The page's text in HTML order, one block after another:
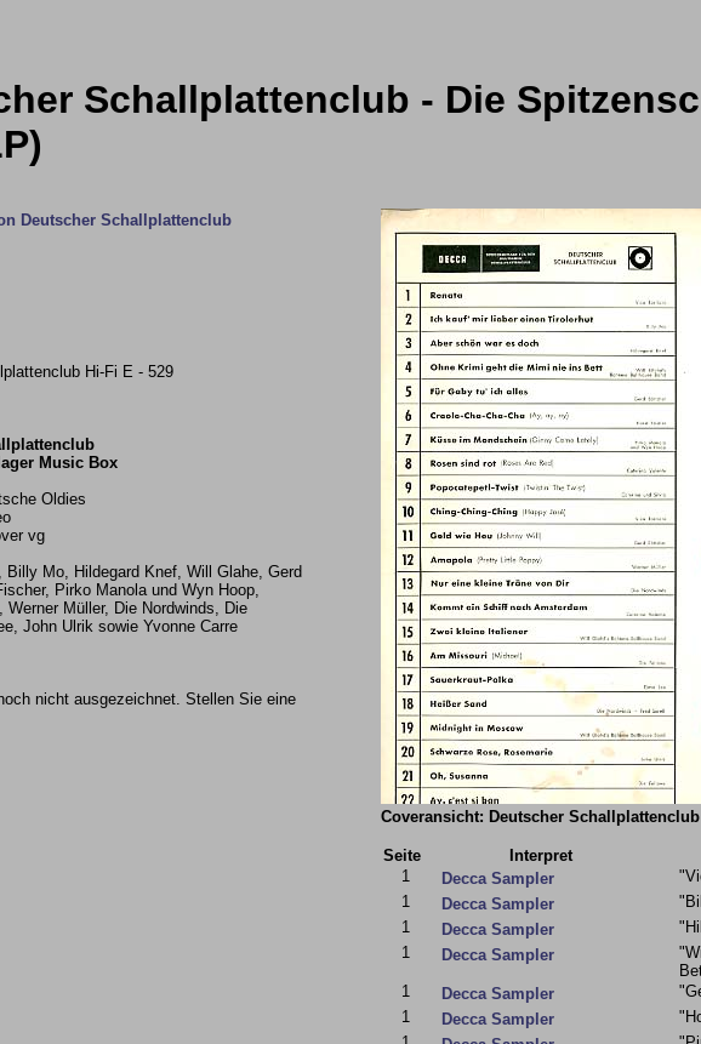
Schallplattenclub - Die
Deutscher Schallplattenclub
Hi-Fi E - 529
Music Box
Oldies
vg
Billy Mo, Hildegard Knef, Will Glahe, Gerd
Pirko Manola und Wyn Hoop,
Werner Müller, Die Nordwinds, Die
John Ulrik sowie Yvonne Carre
nicht ausgezeichnet. Stellen Sie eine
Coveransicht: Deutscher
Seite Interpret
1
Decca Sampler
1
Decca Sampler
1
Decca Sampler
1
Decca Sampler
1
Decca Sampler
1
Decca Sampler